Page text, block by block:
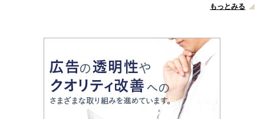
もっとみる